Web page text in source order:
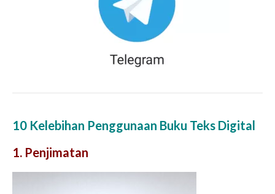
10 Kelebihan Penggunaan Buku Teks Digital
1. Penjimatan